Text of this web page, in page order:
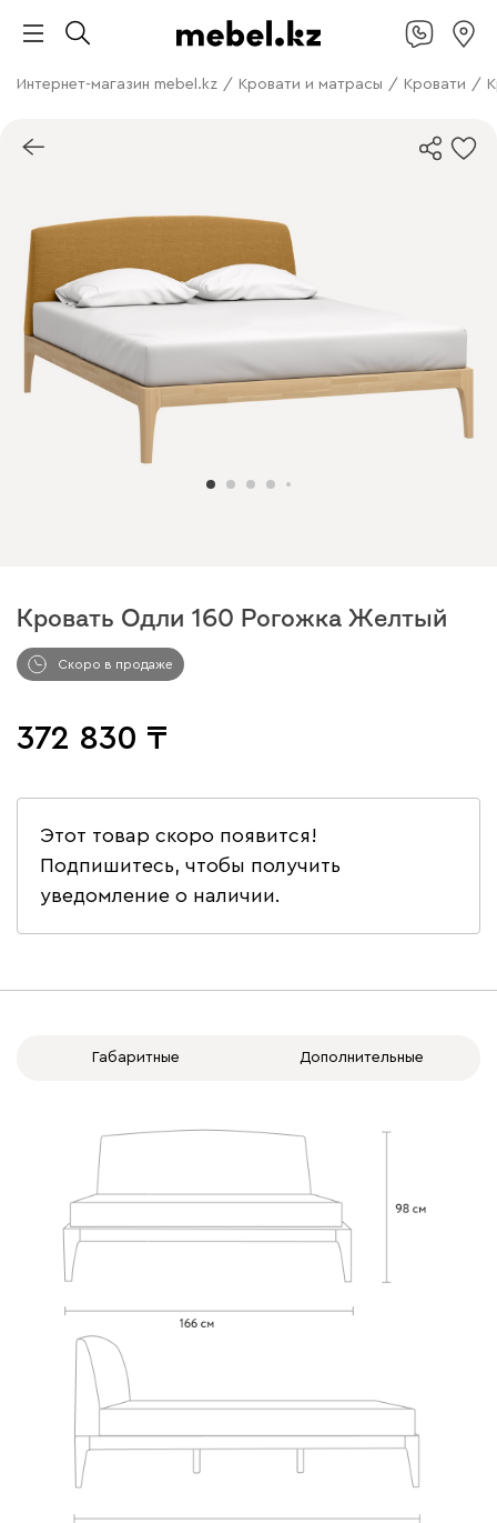
Интернет-магазин mebel.kz / Кровати и матрасы / Кровати /
Кровать Одли 160 Рогожка Желтый
Скоро в продаже
372 830
Этот товар скоро появится!
Подпишитесь, чтобы получить
уведомление о наличии.
Габаритные Дополнительные